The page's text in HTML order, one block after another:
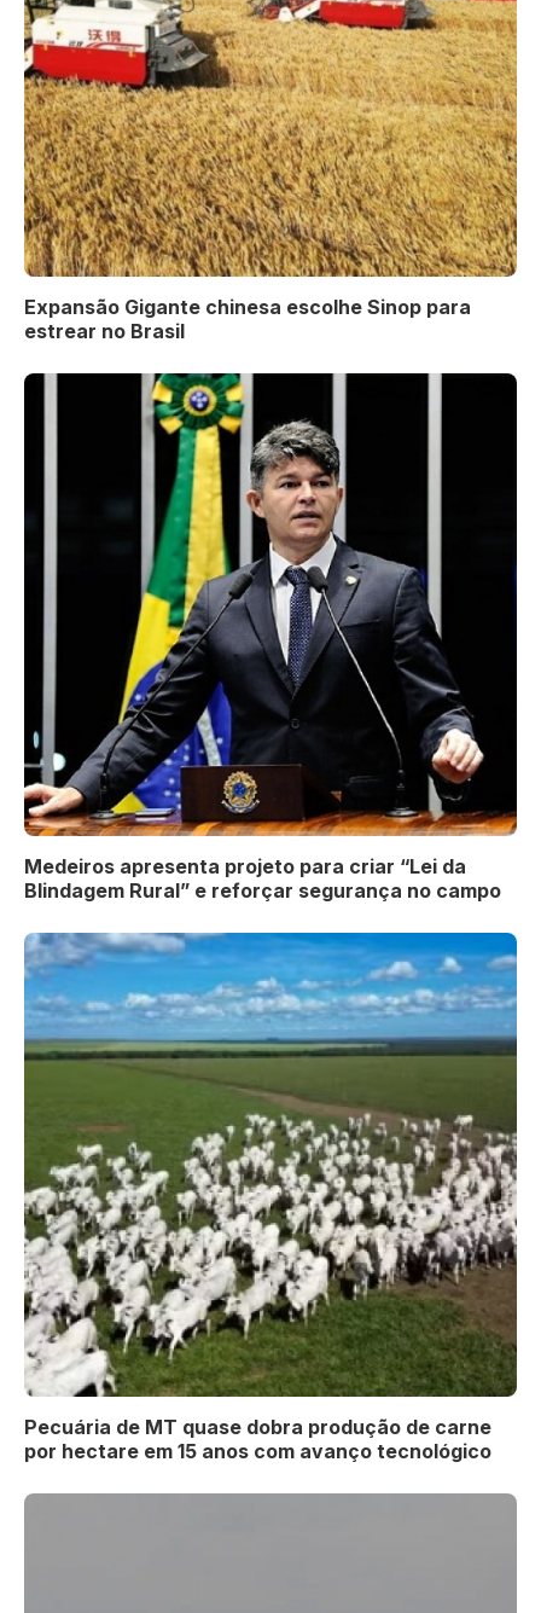
Expansão Gigante chinesa escolhe Sinop para
estrear no Brasil
Medeiros apresenta projeto para criar “Lei da
Blindagem Rural” e reforçar segurança no campo
Pecuária de MT quase dobra produção de carne
por hectare em 15 anos com avanço tecnológico